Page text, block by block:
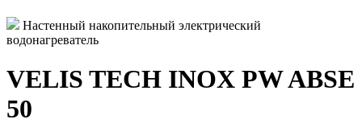
Настенный накопительный электрический
водонагреватель
VELIS TECH INOX PW ABSE
50